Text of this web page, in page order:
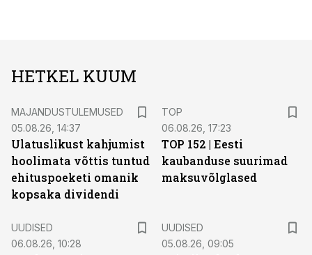
HETKEL KUUM
MAJANDUSTULEMUSED
05.08.26, 14:37
Ulatuslikust kahjumist
hoolimata võttis tuntud
ehituspoeketi omanik
kopsaka dividendi
TOP
06.08.26, 17:23
TOP 152 | Eesti
kaubanduse suurimad
maksuvõlglased
UUDISED
06.08.26, 10:28
UUDISED
05.08.26, 09:05